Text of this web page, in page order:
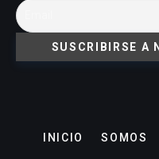
INICIO SOMOS